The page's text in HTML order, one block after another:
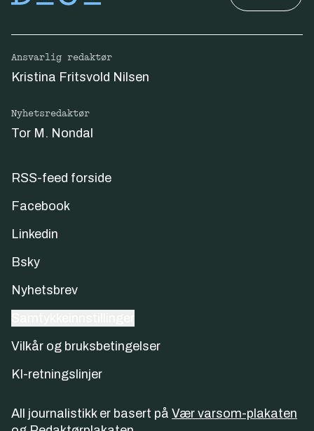
Ansvarlig redaktør
Kristina Fritsvold Nilsen
Nyhetsredaktør
Tor M. Nondal
RSS-feed forside
Facebook
Linkedin
Bsky
Nyhetsbrev
Vilkår og bruksbetingelser
KI-retningslinjer
All journalistikk er basert på Vær varsom-plakaten